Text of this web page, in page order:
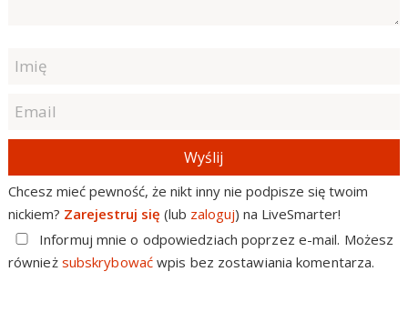
Wyślij
Chcesz mieć pewność, że nikt inny nie podpisze się twoim
nickiem? Zarejestruj się (lub zaloguj) na LiveSmarter!
Informuj mnie o odpowiedziach poprzez e-mail. Możesz
również subskrybowaćwpis bez zostawiania komentarza.